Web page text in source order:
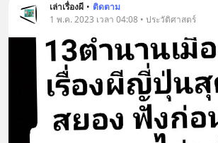
เล่าเรื่องผี • ติดตาม
1 พ.ค. 2023 เวลา 04:08 • ประวัติศาสตร์